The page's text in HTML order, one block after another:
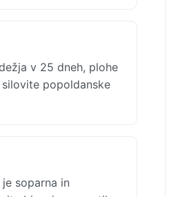
v 25 dneh, plohe
popoldanske
soparna in